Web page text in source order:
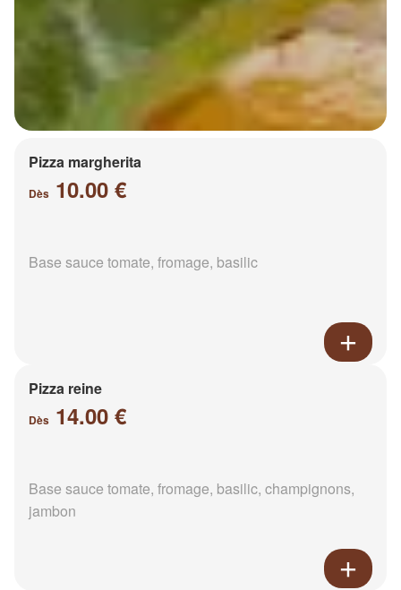
Pizza margherita
Dès 10.00 €
Base sauce tomate, fromage, basilic
Pizza reine
Dès 14.00 €
Base sauce tomate, fromage, basilic, champignons,
jambon